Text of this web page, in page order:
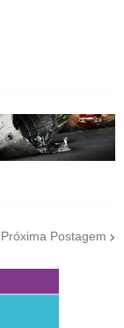
Próxima Postagem